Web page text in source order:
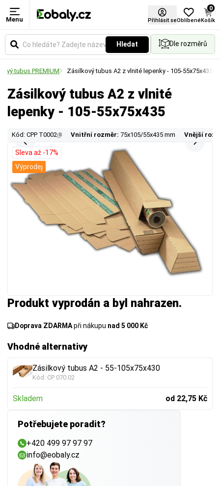
Menu Přihlásit seOblíbené
0
Košík
Hledat Dle rozměrů
tubus PREMIUM Zásilkový tubus A2 z vlnité lepenky - 105-55x75x435
Zásilkový tubus A2 z vlnité
lepenky - 105-55x75x435
Kód: CPP T0002 Vnitřní rozměr: 75x105/55x435 mm Vnější
Produkt vyprodán a byl nahrazen.
Doprava ZDARMApři nákupu nad 5 000 Kč
Vhodné alternativy
Zásilkový tubus A2 - 55-105x75x430
Kód: CP 070.02
Skladem od 22,75 Kč
Potřebujete poradit?
+420 499 97 97 97
info@eobaly.cz
Sleva až -17%
Výprodej